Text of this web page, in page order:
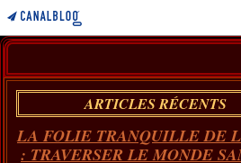
ARTICLES RÉCENTS
LA FOLIE TRANQUILLE DE
: TRAVERSER LE MONDE